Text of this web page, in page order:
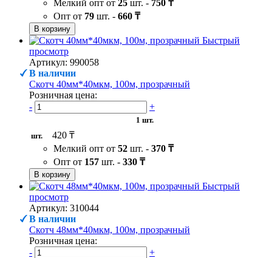
Мелкий опт от 25 шт. - 750 ₸
Опт от 79 шт. - 660 ₸
В корзину
Быстрый
просмотр
Артикул: 990058
В наличии
Скотч 40мм*40мкм, 100м, прозрачный
Розничная цена:
-
+
1 шт.
шт.
420 ₸
Мелкий опт от 52 шт. - 370 ₸
Опт от 157 шт. - 330 ₸
В корзину
Быстрый
просмотр
Артикул: 310044
В наличии
Скотч 48мм*40мкм, 100м, прозрачный
Розничная цена:
-
+